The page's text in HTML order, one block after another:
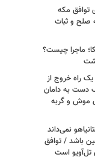
توافق مکه
صلح و ثبات
ماجرا چیست؟
راه خروج از
دست به دامان
موش و گربه
نمی‌داند
باشد / توافق
تل‌آویو است